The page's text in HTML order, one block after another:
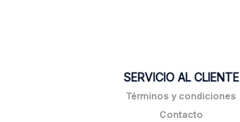
SERVICIO AL CLIENTE
Términos y condiciones
Contacto